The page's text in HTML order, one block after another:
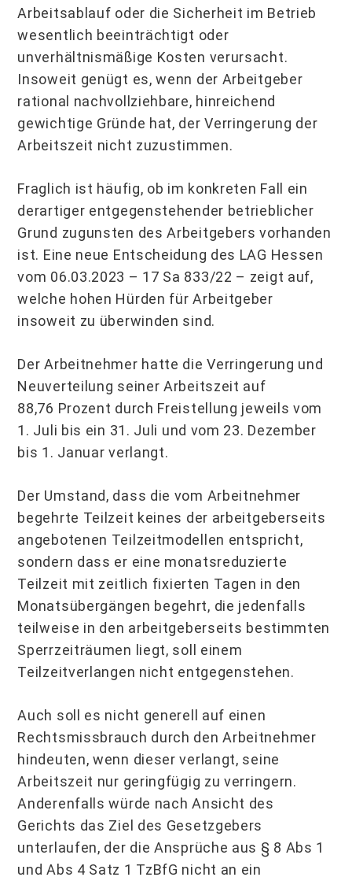
Arbeitsablauf oder die Sicherheit im Betrieb
wesentlich beeinträchtigt oder
unverhältnismäßige Kosten verursacht.
Insoweit genügt es, wenn der Arbeitgeber
rational nachvollziehbare, hinreichend
gewichtige Gründe hat, der Verringerung der
Arbeitszeit nicht zuzustimmen.
Fraglich ist häufig, ob im konkreten Fall ein
derartiger entgegenstehender betrieblicher
Grund zugunsten des Arbeitgebers vorhanden
ist. Eine neue Entscheidung des LAG Hessen
vom 06.03.2023 – 17 Sa 833/22 – zeigt auf,
welche hohen Hürden für Arbeitgeber
insoweit zu überwinden sind.
Der Arbeitnehmer hatte die Verringerung und
Neuverteilung seiner Arbeitszeit auf
88,76 Prozent durch Freistellung jeweils vom
1. Juli bis ein 31. Juli und vom 23. Dezember
bis 1. Januar verlangt.
Der Umstand, dass die vom Arbeitnehmer
begehrte Teilzeit keines der arbeitgeberseits
angebotenen Teilzeitmodellen entspricht,
sondern dass er eine monatsreduzierte
Teilzeit mit zeitlich fixierten Tagen in den
Monatsübergängen begehrt, die jedenfalls
teilweise in den arbeitgeberseits bestimmten
Sperrzeiträumen liegt, soll einem
Teilzeitverlangen nicht entgegenstehen.
Auch soll es nicht generell auf einen
Rechtsmissbrauch durch den Arbeitnehmer
hindeuten, wenn dieser verlangt, seine
Arbeitszeit nur geringfügig zu verringern.
Anderenfalls würde nach Ansicht des
Gerichts das Ziel des Gesetzgebers
unterlaufen, der die Ansprüche aus § 8 Abs 1
und Abs 4 Satz 1 TzBfG nicht an ein